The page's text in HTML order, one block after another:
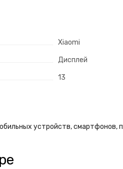
Xiaomi
Дисплей
13
устройств,